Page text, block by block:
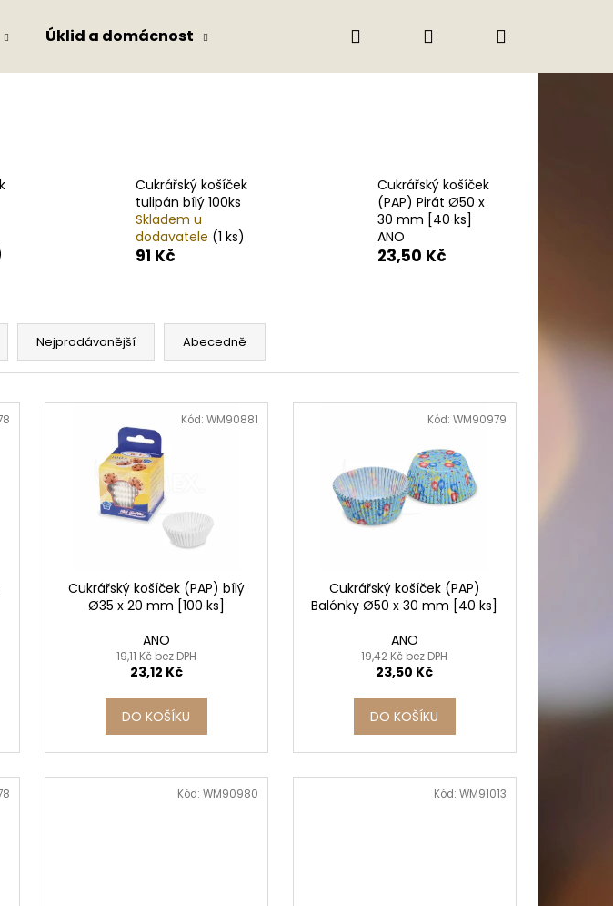
Úklid a domácnost Obchodní podmínky
Přihlášení
Cukrářský košíček
tulipán bílý 100ks
Skladem u
dodavatele (1 ks)
91 Kč
Cukrářský košíček
(PAP) Pirát Ø50 x
30 mm [40 ks]
ANO
23,50 Kč
Nejprodávanější Abecedně
Cukrářský košíček (PAP) bílý
Ø35 x 20 mm [100 ks]
ANO
19,11 Kč bez DPH
23,12 Kč
DO KOŠÍKU
Kód: WM90881
Cukrářský košíček (PAP)
Balónky Ø50 x 30 mm [40 ks]
ANO
19,42 Kč bez DPH
23,50 Kč
DO KOŠÍKU
Kód: WM90979
Kód: WM90980 Kód: WM91013
ETIKETY SAMOLEPICÍ 70X37 MM POTISK
240 KS
99 Kč